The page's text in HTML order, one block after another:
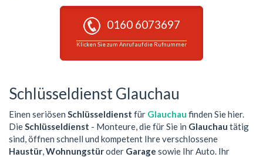
0160 6073697
Klicken Sie zum Anruf auf die Rufnummer
Schlüsseldienst Glauchau
Einen seriösen Schlüsseldienst für Glauchau finden Sie hier.
DieSchlüsseldienst - Monteure, die für Sie in Glauchau tätig
sind, öffnen schnell und kompetent Ihre verschlossene
Haustür,Wohnungstüroder Garage sowie Ihr Auto. Ihr